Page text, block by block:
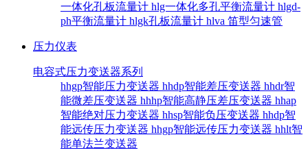
一体化孔板流量计 hlg一体化多孔平衡流量计 hlgd-
ph平衡流量计 hlgk孔板流量计 hlva 笛型匀速管
压力仪表
电容式压力变送器系列
hhgp智能压力变送器 hhdp智能差压变送器 hhdr智
能微差压变送器 hhhp智能高静压差压变送器 hhap
智能绝对压力变送器 hhsp智能负压变送器 hhdp智
能远传压力变送器 hhgp智能远传压力变送器 hhlt智
能单法兰变送器